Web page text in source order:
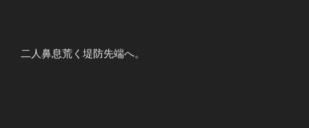
二人鼻息荒く堤防先端へ。